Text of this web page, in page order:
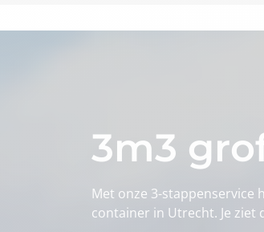
3m3
Met onze 3-stappenservice
container in Utrecht. Je ziet